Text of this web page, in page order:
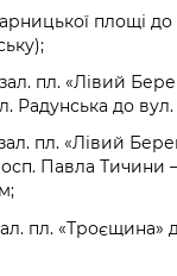
парковки
площі до
пл. «Лівий
Радунська до
пл. «Лівий
Павла Тичини
пл. «Троєщина»